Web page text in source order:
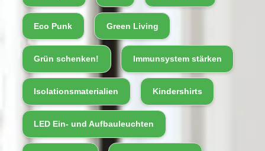
Eco Punk Green Living
Grün schenken! Immunsystem stärken
Isolationsmaterialien Kindershirts
LED Ein- und Aufbauleuchten